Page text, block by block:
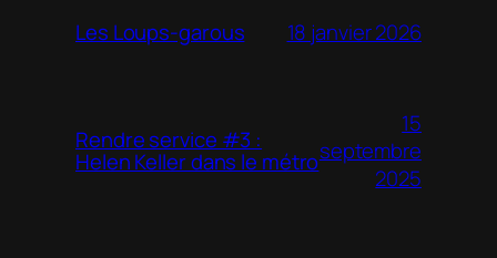
Les Loups-garous 18 janvier 2026
Rendre service #3 :
Helen Keller dans le métro
15
septembre
2025